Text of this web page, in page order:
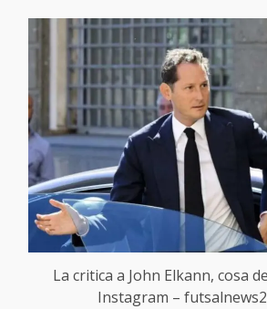
La critica a John Elkann, cosa
Instagram –